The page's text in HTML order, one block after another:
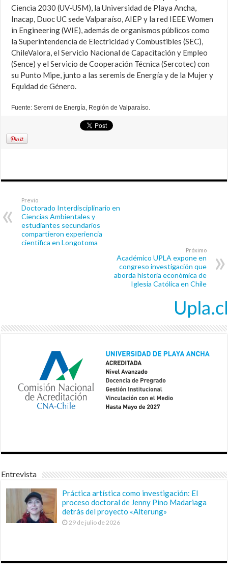
Ciencia 2030 (UV-USM), la Universidad de Playa Ancha,
Inacap, Duoc UC sede Valparaíso, AIEP y la red IEEE Women
in Engineering (WIE), además de organismos públicos como
la Superintendencia de Electricidad y Combustibles (SEC),
ChileValora, el Servicio Nacional de Capacitación y Empleo
(Sence) y el Servicio de Cooperación Técnica (Sercotec) con
su Punto Mipe, junto a las seremis de Energía y de la Mujer y
Equidad de Género.
Fuente: Seremi de Energía, Región de Valparaíso.
Previo
Doctorado Interdisciplinario en
Ciencias Ambientales y
estudiantes secundarios
compartieron experiencia
científica en Longotoma
Próximo
Académico UPLA expone en
congreso investigación que
aborda historia económica de
Iglesia Católica en Chile
Entrevista
Práctica artística como investigación: El
proceso doctoral de Jenny Pino Madariaga
detrás del proyecto «Alterung»
29 de julio de 2026